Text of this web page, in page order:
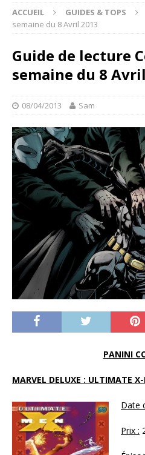
ACCUEIL GUIDES & TOPS
semaine du 8 Avril 2013
Guide de lecture
semaine du 8
08/04/2013 Sam
PANINI
MARVEL DELUXE : ULTIMATE
Date
Prix :